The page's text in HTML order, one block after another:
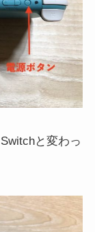
と変わっ